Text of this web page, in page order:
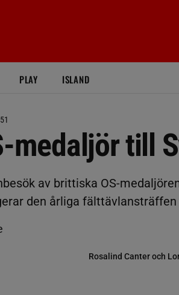
PLAY ISLAND
medaljör till
av brittiska OS-
den årliga fälttävlansträffen
Rosalind Canter och